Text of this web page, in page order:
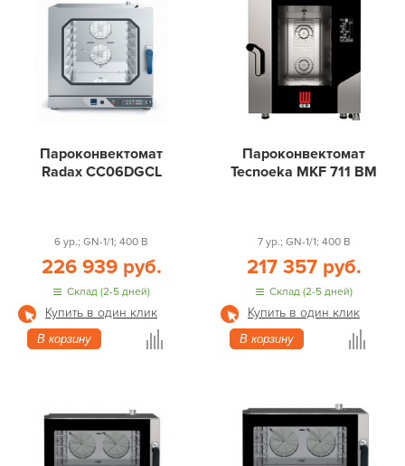
Пароконвектомат
Radax CC06DGCL
6 ур.; GN-1/1; 400 В
226 939 руб.
Склад (2-5 дней)
Купить в один клик
В корзину
Пароконвектомат
Tecnoeka MKF 711 BM
7 ур.; GN-1/1; 400 В
217 357 руб.
Склад (2-5 дней)
Купить в один клик
В корзину